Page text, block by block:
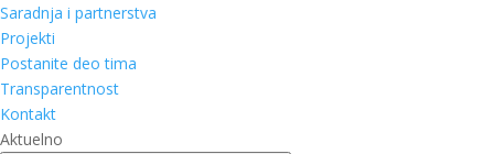
Saradnja i partnerstva
Projekti
Postanite deo tima
Transparentnost
Kontakt
Aktuelno